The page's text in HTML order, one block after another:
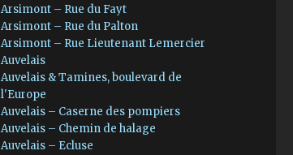
Arsimont – Rue du Fayt
Arsimont – Rue du Palton
Arsimont – Rue Lieutenant Lemercier
Auvelais
Auvelais & Tamines, boulevard de
l'Europe
Auvelais – Caserne des pompiers
Auvelais – Chemin de halage
Auvelais – Ecluse